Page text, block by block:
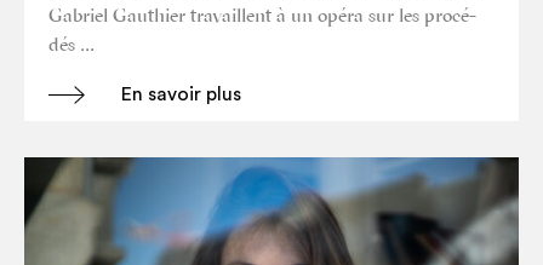
Gabriel Gau­thier tra­vaillent à un opé­ra sur les pro­cé­
dés …
En savoir plus